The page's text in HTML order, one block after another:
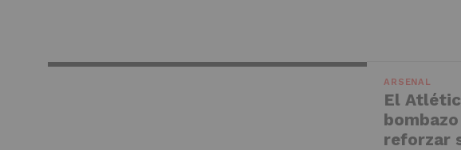
ARSENAL
El
reforzar